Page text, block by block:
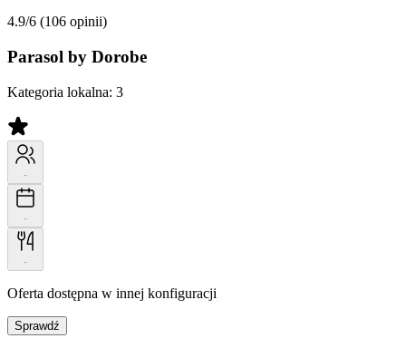
4.9/6 (106 opinii)
Parasol by Dorobe
Kategoria lokalna: 3
-
-
-
Oferta dostępna w innej konfiguracji
Sprawdź